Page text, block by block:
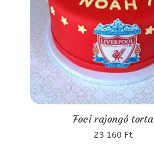
Foci rajongó torta
23 160 Ft